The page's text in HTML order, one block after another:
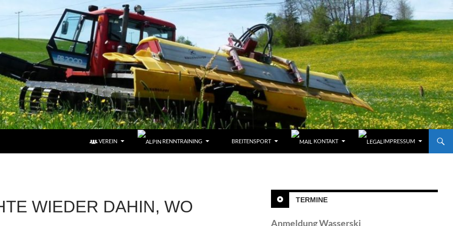
VEREIN RENNTRAINING BREITENSPORT KONTAKT IMPRESSUM
WIEDER DAHIN, WO
TERMINE
Anmeldung Wasserski